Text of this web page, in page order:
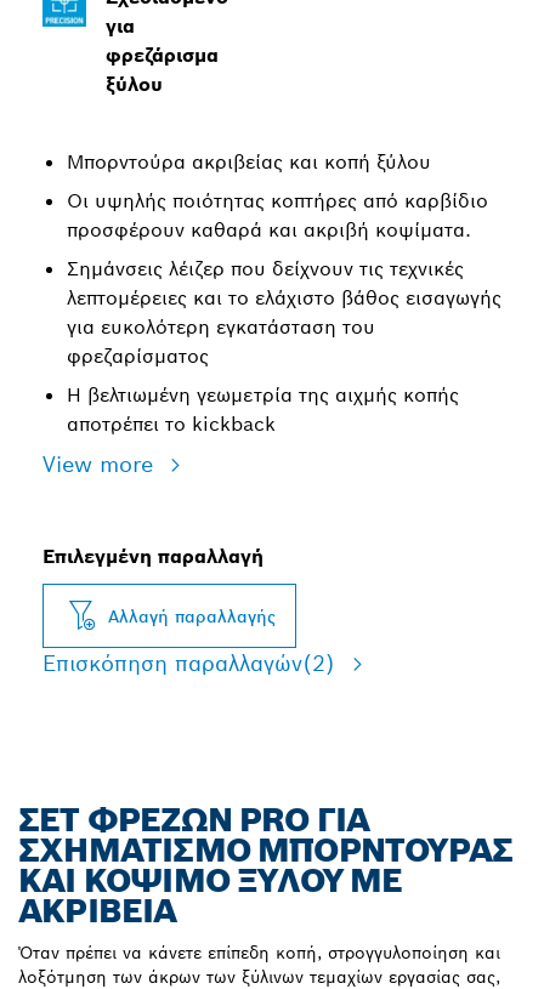
για
φρεζάρισμα
ξύλου
Μπορντούρα ακριβείας και κοπή ξύλου
Οι υψηλής ποιότητας κοπτήρες από καρβίδιο
προσφέρουν καθαρά και ακριβή κοψίματα.
Σημάνσεις λέιζερ που δείχνουν τις τεχνικές
λεπτομέρειες και το ελάχιστο βάθος εισαγωγής
για ευκολότερη εγκατάσταση του
φρεζαρίσματος
Η βελτιωμένη γεωμετρία της αιχμής κοπής
αποτρέπει το kickback
View more
Επιλεγμένη παραλλαγή
Αλλαγή παραλλαγής
Επισκόπηση παραλλαγών(2)
ΣΕΤ ΦΡΕΖΏΝ PRO ΓΙΑ
ΣΧΗΜΑΤΙΣΜΌ ΜΠΟΡΝΤΟΎΡΑΣ
ΚΑΙ ΚΌΨΙΜΟ ΞΎΛΟΥ ΜΕ
ΑΚΡΊΒΕΙΑ
Όταν πρέπει να κάνετε επίπεδη κοπή, στρογγυλοποίηση και
λοξότμηση των άκρων των ξύλινων τεμαχίων εργασίας σας,